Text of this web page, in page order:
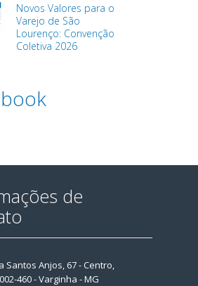
Novos Valores para o
Varejo de São
Lourenço: Convenção
Coletiva 2026
de
Santos Anjos, 67 - Centro,
460 - Varginha - MG